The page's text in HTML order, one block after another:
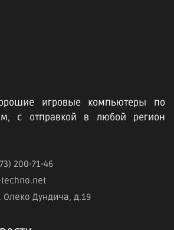
игровые компьютеры по
с отправкой в любой регион
200-71-46
techno.net
Олеко Дундича, д.19